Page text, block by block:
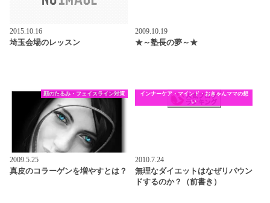
2015.10.16
埼玉会場のレッスン
2009.10.19
★～塾長の夢～★
顔のたるみ・フェイスライン対策
2009.5.25
真皮のコラーゲンを増やすとは？
インナーケア・マインド・おきゃんママの想
い
2010.7.24
無理なダイエットはなぜリバウン
ドするのか？（前書き）